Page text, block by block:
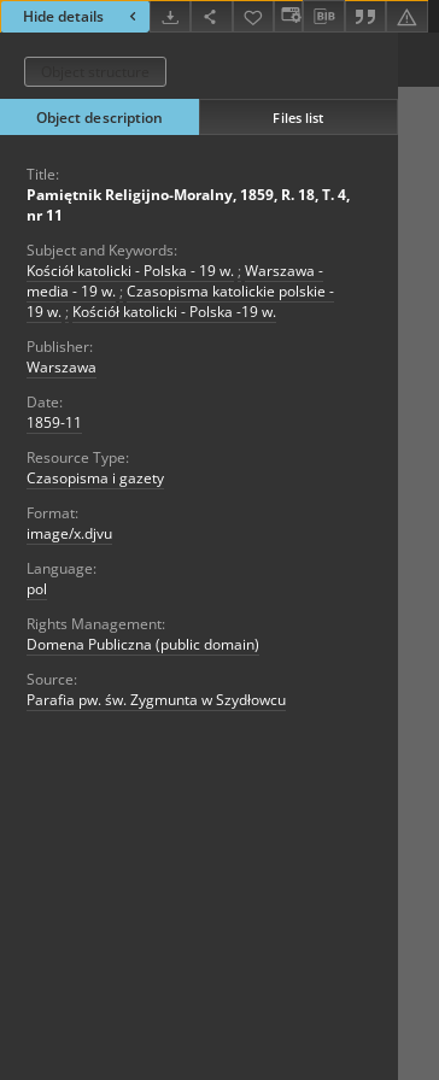
Hide details
Object description Files list
Title:
Pamiętnik Religijno-Moralny, 1859, R. 18, T. 4,
nr 11
Subject and Keywords:
Kościół katolicki - Polska - 19 w. ; Warszawa -
media - 19 w. ; Czasopisma katolickie polskie -
19 w. ; Kościół katolicki - Polska -19 w.
Publisher:
Warszawa
Date:
1859-11
Resource Type:
Czasopisma i gazety
Format:
image/x.djvu
Language:
pol
Rights Management:
Domena Publiczna (public domain)
Source:
Parafia pw. św. Zygmunta w Szydłowcu